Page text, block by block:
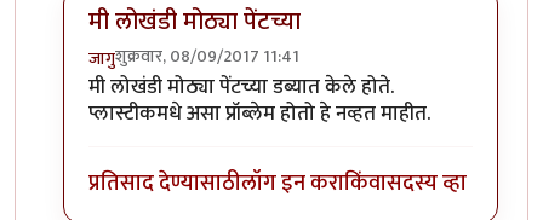
मी लोखंडी मोठ्या पेंटच्या
जागुशुक्रवार, 08/09/2017 11:41
In reply toएक मदत हवी आहे.byमोदक
मी लोखंडी मोठ्या पेंटच्या डब्यात केले होते.
प्लास्टीकमधे असा प्रॉब्लेम होतो हे नव्हत माहीत.
प्रतिसाद देण्यासाठीलॉग इन कराकिंवासदस्य व्हा